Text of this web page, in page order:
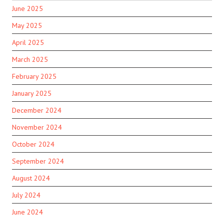
June 2025
May 2025
April 2025
March 2025
February 2025
January 2025
December 2024
November 2024
October 2024
September 2024
August 2024
July 2024
June 2024